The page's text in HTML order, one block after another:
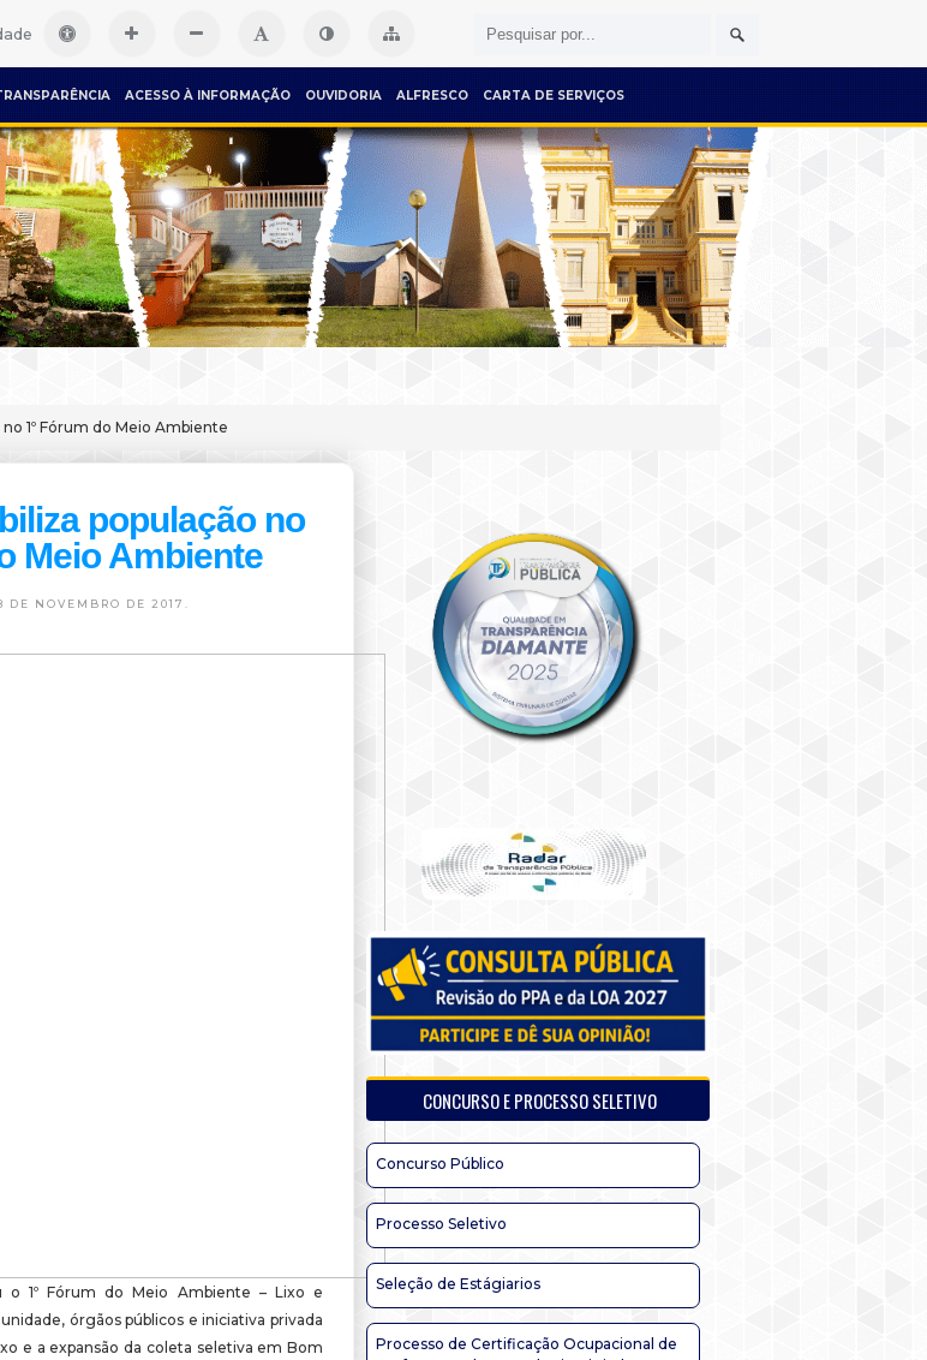
ACESSO À INFORMAÇÃO OUVIDORIA ALFRESCO CARTA DE SERVIÇOS
1º Fórum do Meio Ambiente
população no
Meio Ambiente
DE NOVEMBRO DE 2017.
o 1º Fórum do Meio Ambiente – Lixo e
órgãos públicos e iniciativa privada
e a expansão da coleta seletiva em Bom
CONCURSO E PROCESSO SELETIVO
Concurso Público
Processo Seletivo
Seleção de Estágiarios
Processo de Certificação Ocupacional de